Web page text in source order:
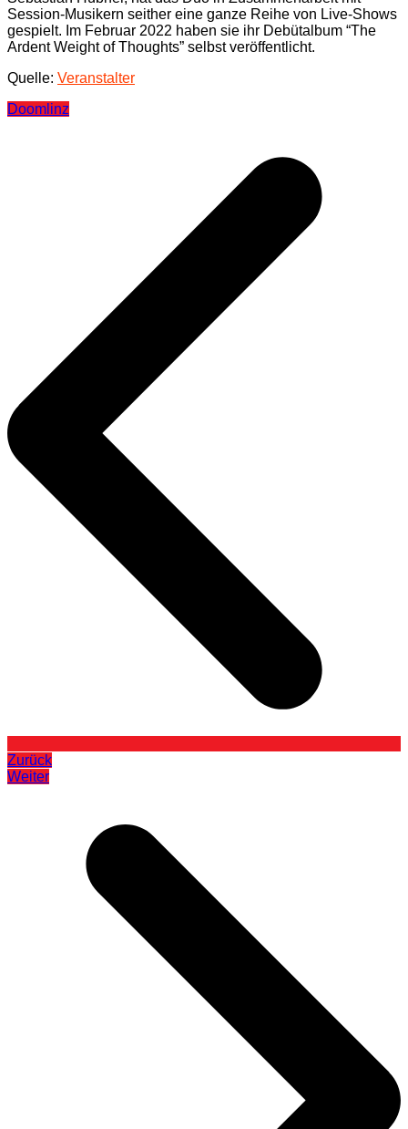
Session-Musikern seither eine ganze Reihe von Live-Shows
gespielt. Im Februar 2022 haben sie ihr Debütalbum “The
Ardent Weight of Thoughts” selbst veröffentlicht.
Quelle: Veranstalter
Doom linz
Zurück
Weiter